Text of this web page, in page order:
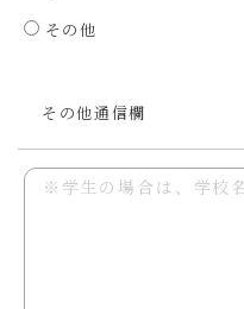
その他
その他通信欄